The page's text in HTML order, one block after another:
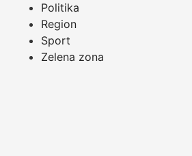
Politika
Region
Sport
Zelena zona